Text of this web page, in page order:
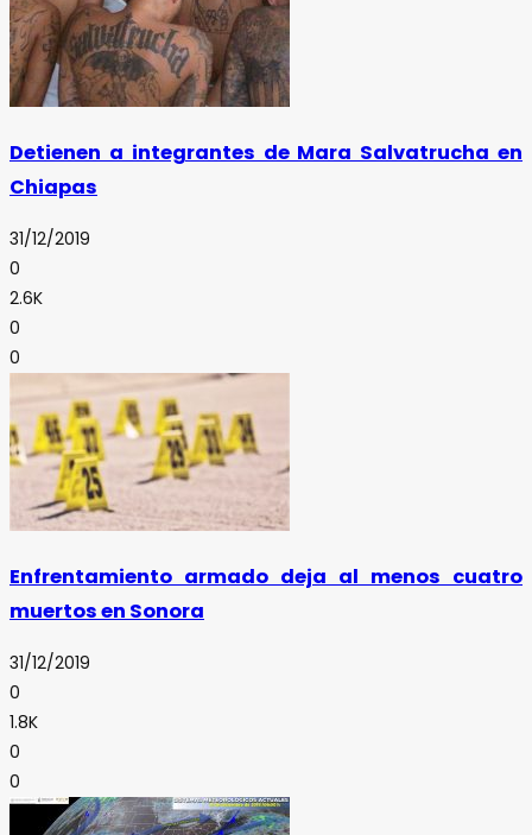
Detienen a integrantes de Mara Salvatrucha en
Chiapas
31/12/2019
0
2.6K
0
0
Enfrentamiento armado deja al menos cuatro
muertos en Sonora
31/12/2019
0
1.8K
0
0